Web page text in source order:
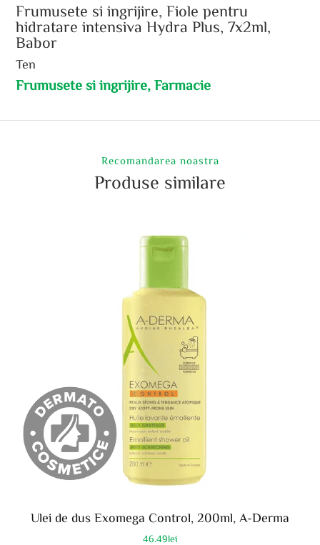
Frumusete si ingrijire, Fiole pentru
hidratare intensiva Hydra Plus, 7x2ml,
Babor
Ten
Frumusete si ingrijire, Farmacie
Recomandarea noastra
Produse similare
Ulei de dus Exomega Control, 200ml, A-Derma
46.49lei